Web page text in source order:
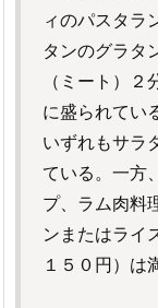
ィのパスタラ
タンのグラタ
（ミート）２
に盛られてい
いずれもサラ
ている。一方
プ、ラム肉料
ンまたはライ
１５０円）は